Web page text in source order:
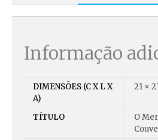
Informação
DIMENSÕES (C X L X
A)
21 ×
TÍTULO
O
Couve